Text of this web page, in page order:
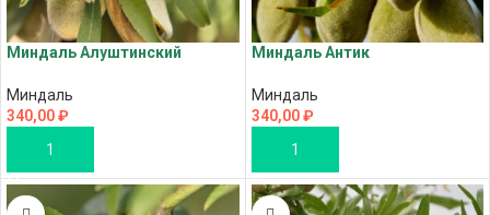
Миндаль Алуштинский
Миндаль
340,00₽
В КОРЗИНУ
Миндаль Антик
Миндаль
340,00₽
В КОРЗИНУ